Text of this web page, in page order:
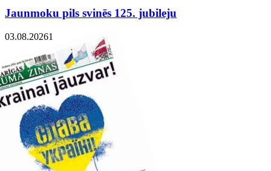
Jaunmoku pils svinēs 125. jubileju
03.08.20261